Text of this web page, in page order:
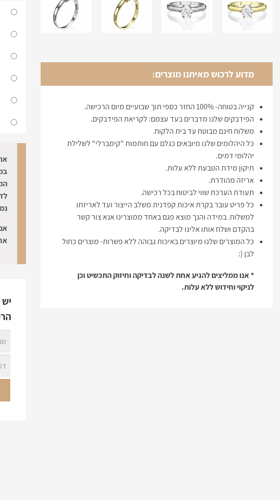
מדוע לרכוש מאיתנו מוצרים:
קנייה בטוחה- 100% החזר כספי תוך שבועיים מיום הרכישה.
הפידבקים שלנו מדברים בעד עצמם: לקריאת הפידבקים.
משלוח חינם מבוטח עד בית הלקוח.
כל היהלומים שלנו מיובאים כגלם עם חותמות "קימברלי" לשלילת
יהלומי דמים.
תיקון מידת הטבעת ללא עלות.
אריזה מהודרת.
תעודת הערכת שווי לביטוח בכל רכישה.
כל פריט עובר בקרת איכות קפדנית משלב הייצור ועד לאריזתו
למשלוח. במידה והנך מוצא פגם באחד ממוצרינו אנא צור קשר
בהקדם ושלח אותו אלינו לבדיקה.
כל המוצרים שלנו מיוצרים באיכות גבוהה ללא פשרות- מוצרים כחול
לבן (:
* אנו ממליצים להגיע אחת לשנה לבדיקה וחיזוק התכשיט וכן
לניקוי וחידוש ללא עלות.